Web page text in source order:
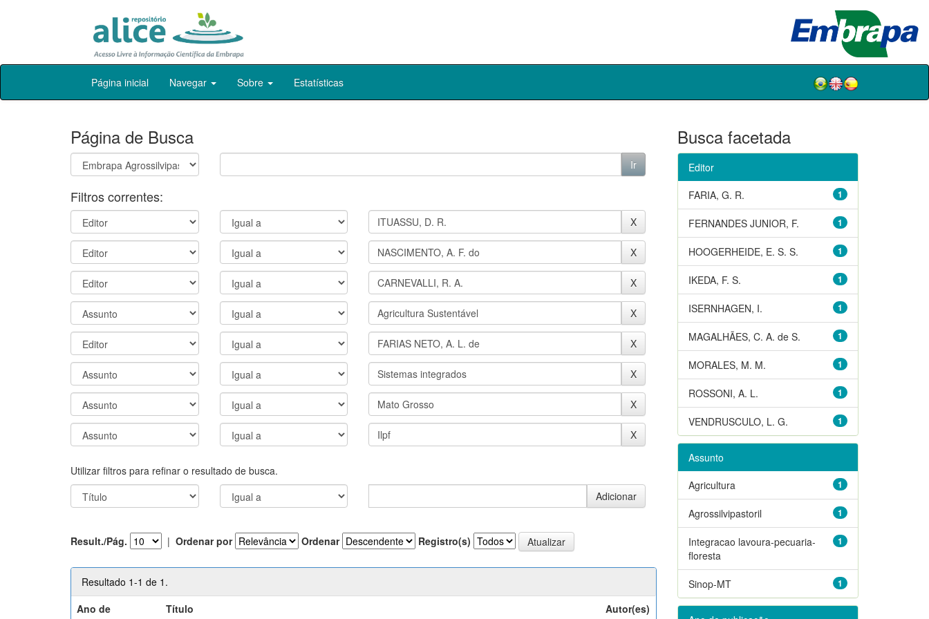
Skip
Página inicial Navegar Sobre Estatísticas
Página de Busca
Filtros correntes:
Utilizar filtros para refinar o resultado de busca.
Result./Pág. | Ordenar por Ordenar Registro(s)
Resultado 1-1 de 1.
Ano de
Título Autor(es)
Busca facetada
Editor
1
FARIA, G. R.
1
FERNANDES JUNIOR, F.
1
HOOGERHEIDE, E. S. S.
1
IKEDA, F. S.
1
ISERNHAGEN, I.
1
MAGALHÃES, C. A. de S.
1
MORALES, M. M.
1
ROSSONI, A. L.
1
VENDRUSCULO, L. G.
Assunto
1
Agricultura
1
Agrossilvipastoril
1
Integracao lavoura-pecuaria-
floresta
1
Sinop-MT